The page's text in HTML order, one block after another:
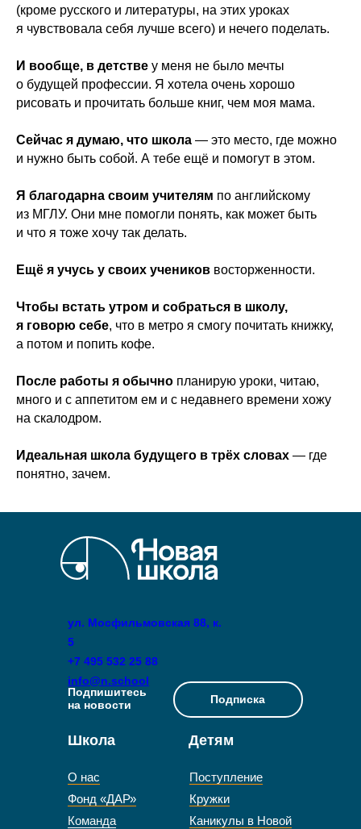
(кроме русского и литературы, на этих уроках
я чувствовала себя лучше всего) и нечего поделать.
И вообще, в детстве у меня не было мечты
о будущей профессии. Я хотела очень хорошо
рисовать и прочитать больше книг, чем моя мама.
Сейчас я думаю, что школа — это место, где можно
и нужно быть собой. А тебе ещё и помогут в этом.
Я благодарна своим учителям по английскому
из МГЛУ. Они мне помогли понять, как может быть
и что я тоже хочу так делать.
Ещё я учусь у своих учеников восторженности.
Чтобы встать утром и собраться в школу,
я говорю себе, что в метро я смогу почитать книжку,
а потом и попить кофе.
После работы я обычно планирую уроки, читаю,
много и с аппетитом ем и с недавнего времени хожу
на скалодром.
Идеальная школа будущего в трёх словах — где
понятно, зачем.
Школа Детям
О нас
Фонд «ДАР»
Команда
Поступление
Кружки
Каникулы в Новой
Подписка
Подпишитесь
на новости
ул. Мосфильмовская 88, к.
5
+7 495 532 25 88
info@n.school